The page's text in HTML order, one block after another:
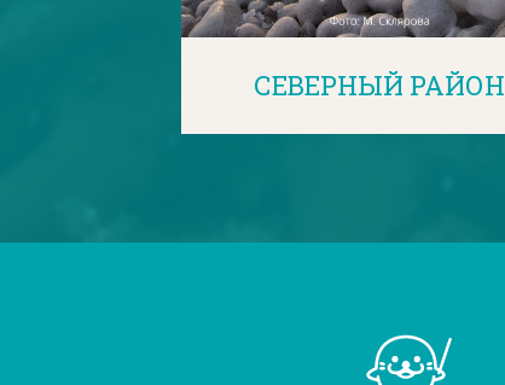
СЕВЕРНЫЙ РАЙОН